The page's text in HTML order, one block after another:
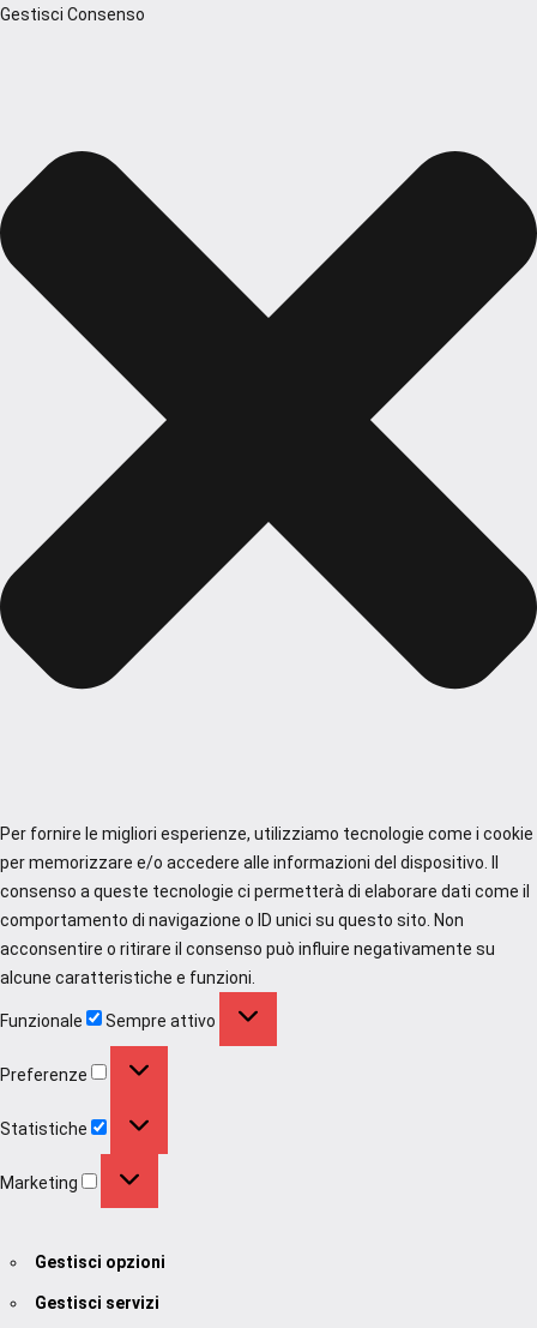
Gestisci Consenso
Per fornire le migliori esperienze, utilizziamo tecnologie come i cookie
per memorizzare e/o accedere alle informazioni del dispositivo. Il
consenso a queste tecnologie ci permetterà di elaborare dati come il
comportamento di navigazione o ID unici su questo sito. Non
acconsentire o ritirare il consenso può influire negativamente su
alcune caratteristiche e funzioni.
Funzionale Sempre attivo
Preferenze
Statistiche
Marketing
Gestisci opzioni
Gestisci servizi